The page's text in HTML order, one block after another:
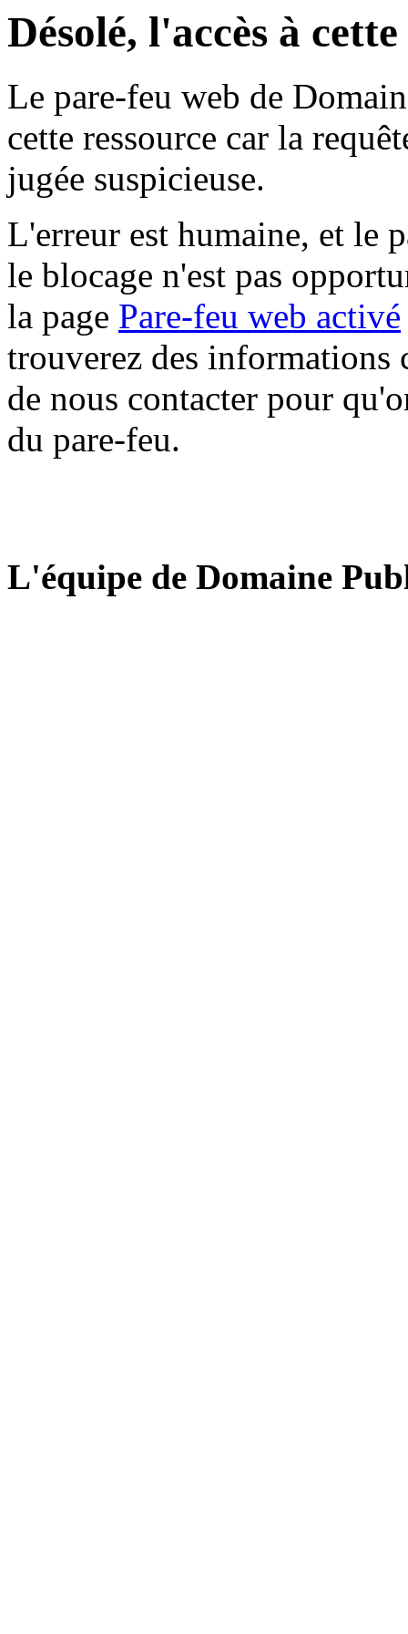
Désolé, l'accès à
Le pare-feu web de
cette ressource car la
jugée suspicieuse.
L'erreur est humaine, et le
le blocage n'est pas
la page Pare-feu web activé
trouverez des informations
de nous contacter pour
du pare-feu.
L'équipe de Domaine